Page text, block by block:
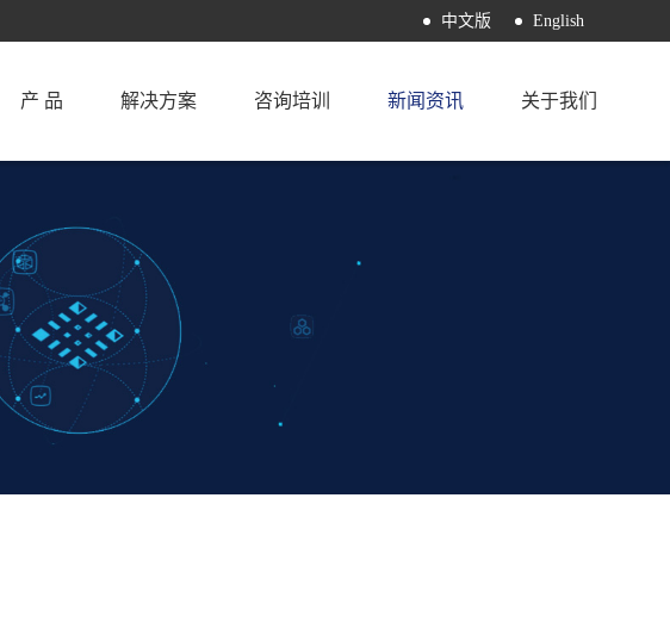
中文版 English
产 品 解决方案 咨询培训 新闻资讯 关于我们